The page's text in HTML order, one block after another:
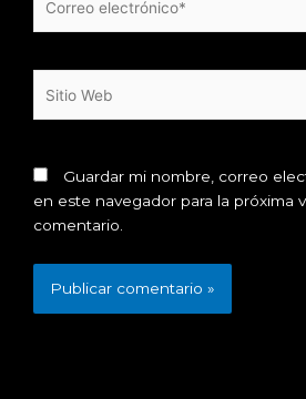
electrónico*
Web
Guardar mi nombre, correo
en este navegador para la próxima
comentario.